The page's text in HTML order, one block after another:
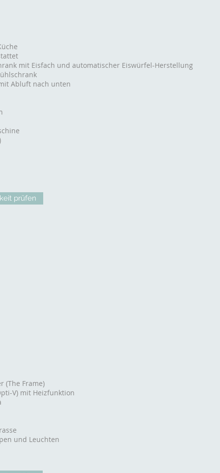
mit Eisfach und automatischer Eiswürfel-Herstellung
Abluft nach unten
prüfen
(The Frame)
V) mit Heizfunktion
und Leuchten